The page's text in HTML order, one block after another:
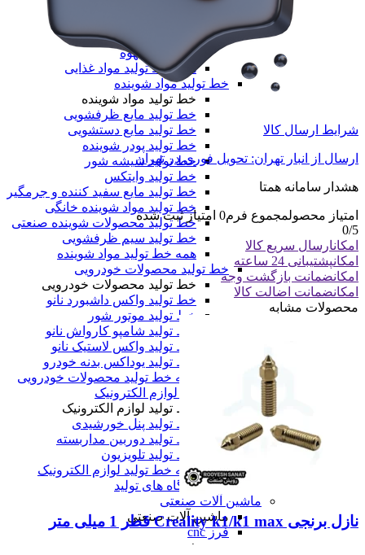
خط تولید کاپوچینو
خط تولید قهوه
همه خط تولید مواد غذایی
خط تولید مواد شوینده
خط تولید مواد شوینده
خط تولید مایع ظرفشویی
خط تولید مایع دستشویی
خط تولید پودر شوینده
خط تولید شیشه شور
خط تولید وایتکس
خط تولید مایع سفید کننده و جرمگیر
خط تولید مواد شوینده خانگی
خط تولید محصولات شوینده صنعتی
خط تولید سیم ظرفشویی
همه خط تولید مواد شوینده
خط تولید محصولات خودرویی
خط تولید محصولات خودرویی
خط تولید واکس داشبورد نانو
خط تولید موتور شور
خط تولید شامپو کارواش نانو
خط تولید واکس لاستیک نانو
خط تولید یوداکس بدنه خودرو
همه خط تولید محصولات خودرویی
خط تولید لوازم الکترونیک
خط تولید لوازم الکترونیک
خط تولید پنل خورشیدی
خط تولید دوربین مداربسته
خط تولید تلویزیون
همه خط تولید لوازم الکترونیک
همه دستگاه های تولید
ماشین آلات صنعتی
ماشین آلات صنعتی
فرز cnc
فرز cnc
شرایط ارسال کالا
ارسال از انبار تهران: تحویل فوری در تهران
هشدار سامانه همتا
امتیاز محصولمجموع فرم0 امتیاز ثبت شده
0/5
امکانارسال سریع کالا
امکانپشتیبانی 24 ساعته
امکانضمانت بازگشت وجه
امکانضمانت اضالت کالا
محصولات مشابه
نازل برنجی Creality k1/k1 max قطر 1 میلی متر